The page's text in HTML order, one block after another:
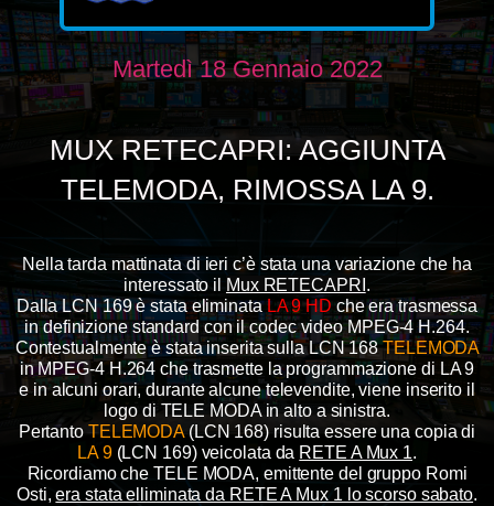
Martedì 18 Gennaio 2022
MUX RETECAPRI: AGGIUNTA
TELEMODA, RIMOSSA LA 9.
Nella tarda mattinata di ieri c’è stata una variazione che ha
interessato il
Mux RETECAPRI .
Dalla LCN 169 è stata eliminataLA 9 HD che era trasmessa
in definizione standard con il codec video MPEG-4 H.264.
Contestualmente è stata inserita sulla LCN 168TELEMODA
in MPEG-4 H.264 che trasmette la programmazione di LA 9
e in alcuni orari, durante alcune televendite, viene inserito il
logo di TELE MODA in alto a sinistra.
Pertanto TELEMODA (LCN 168) risulta essere una copia di
LA 9(LCN 169) veicolata da RETE A Mux 1.
Ricordiamo che TELE MODA, emittente del gruppo Romi
Osti,era stata elliminata da RETE A Mux 1 lo scorso sabato.